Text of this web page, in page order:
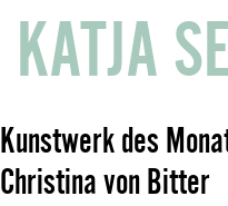
KATJA
Kunstwerk des
Christina von Bitter